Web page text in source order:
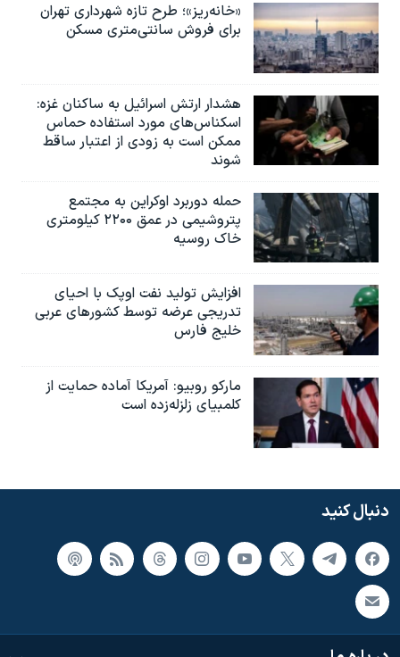
«خانه‌ریز»؛ طرح تازه شهرداری تهران
برای فروش سانتی‌متری مسکن
هشدار ارتش اسرائیل به ساکنان غزه:
اسکناس‌های مورد استفاده حماس
ممکن است به‌ زودی از اعتبار ساقط
شوند
حمله دوربرد اوکراین به مجتمع
پتروشیمی در عمق ۲۲۰۰ کیلومتری
خاک روسیه
افزایش تولید نفت اوپک با احیای
تدریجی عرضه توسط کشورهای عربی
خلیج فارس
مارکو روبیو: آمریکا آماده حمایت از
کلمبیای زلزله‌زده است
دنبال کنید